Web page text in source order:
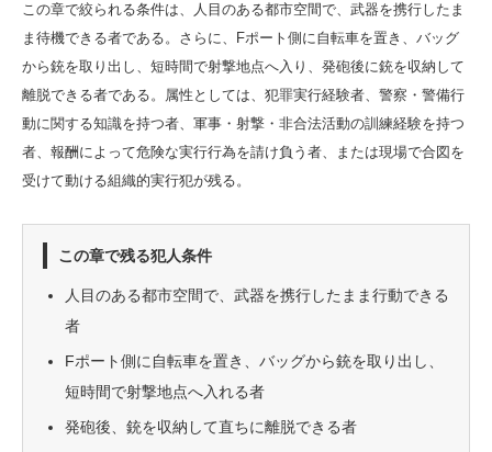
この章で絞られる条件は、人目のある都市空間で、武器を携行したま
ま待機できる者である。さらに、Fポート側に自転車を置き、バッグ
から銃を取り出し、短時間で射撃地点へ入り、発砲後に銃を収納して
離脱できる者である。属性としては、犯罪実行経験者、警察・警備行
動に関する知識を持つ者、軍事・射撃・非合法活動の訓練経験を持つ
者、報酬によって危険な実行行為を請け負う者、または現場で合図を
受けて動ける組織的実行犯が残る。
この章で残る犯人条件
人目のある都市空間で、武器を携行したまま行動できる
者
Fポート側に自転車を置き、バッグから銃を取り出し、
短時間で射撃地点へ入れる者
発砲後、銃を収納して直ちに離脱できる者